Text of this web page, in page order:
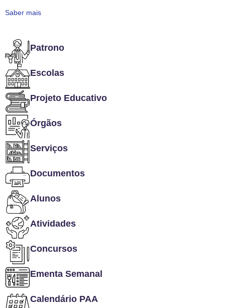
Saber mais
Patrono
Escolas
Projeto Educativo
Órgãos
Serviços
Documentos
Alunos
Atividades
Concursos
Ementa Semanal
Calendário PAA